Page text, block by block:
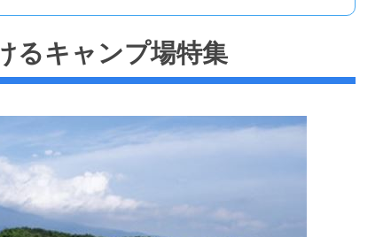
るキャンプ場特集